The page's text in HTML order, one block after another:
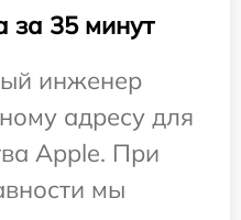
за 35 минут
инженер
адресу для
Apple. При
мы